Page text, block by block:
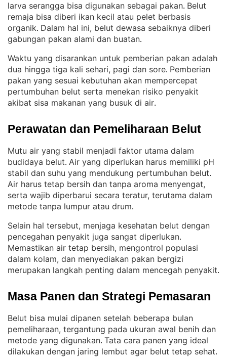
larva serangga bisa digunakan sebagai pakan. Belut
remaja bisa diberi ikan kecil atau pelet berbasis
organik. Dalam hal ini, belut dewasa sebaiknya diberi
gabungan pakan alami dan buatan.
Waktu yang disarankan untuk pemberian pakan adalah
dua hingga tiga kali sehari, pagi dan sore. Pemberian
pakan yang sesuai kebutuhan akan mempercepat
pertumbuhan belut serta menekan risiko penyakit
akibat sisa makanan yang busuk di air.
Perawatan dan Pemeliharaan Belut
Mutu air yang stabil menjadi faktor utama dalam
budidaya belut. Air yang diperlukan harus memiliki pH
stabil dan suhu yang mendukung pertumbuhan belut
Air harus tetap bersih dan tanpa aroma menyengat,
serta wajib diperbarui secara teratur, terutama dalam
metode tanpa lumpur atau drum.
Selain hal tersebut, menjaga kesehatan belut dengan
pencegahan penyakit juga sangat diperlukan
Memastikan air tetap bersih, mengontrol populasi
dalam kolam, dan menyediakan pakan bergizi
merupakan langkah penting dalam mencegah penyakit.
Masa Panen dan Strategi Pemasaran
Belut bisa mulai dipanen setelah beberapa bulan
pemeliharaan, tergantung pada ukuran awal benih dan
metode yang digunakan. Tata cara panen yang ideal
dilakukan dengan jaring lembut agar belut tetap sehat.